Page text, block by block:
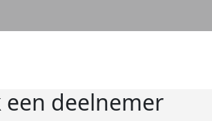
een deelnemer